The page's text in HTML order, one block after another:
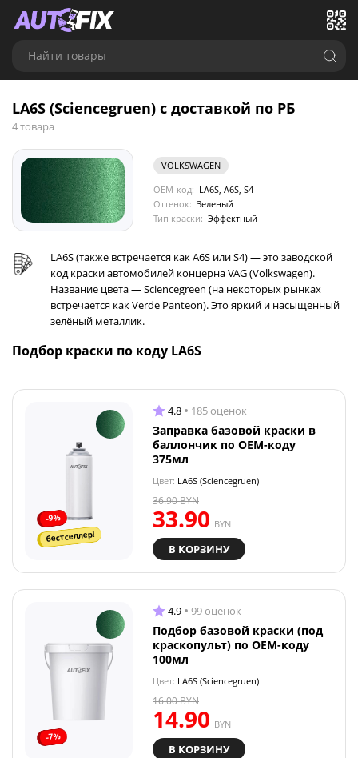
Найти товары
LA6S (Sciencegruen) с доставкой по РБ
4 товара
VOLKSWAGEN
OEM-код: LA6S, A6S, S4
Оттенок: Зеленый
Тип краски: Эффектный
LA6S (также встречается как A6S или S4) — это заводской
код краски автомобилей концерна VAG (Volkswagen).
Название цвета — Sciencegreen (на некоторых рынках
встречается как Verde Panteon). Это яркий и насыщенный
зелёный металлик.
Подбор краски по коду LA6S
-9%
бестселлер!
4.8 185 оценок
Заправка базовой краски в
баллончик по OEM-коду
375мл
Цвет: LA6S (Sciencegruen)
33.90 BYN
36.90BYN
В КОРЗИНУ
-7%
4.9 99 оценок
Подбор базовой краски (под
краскопульт) по OEM-коду
100мл
Цвет: LA6S (Sciencegruen)
14.90 BYN
16.00BYN
В КОРЗИНУ